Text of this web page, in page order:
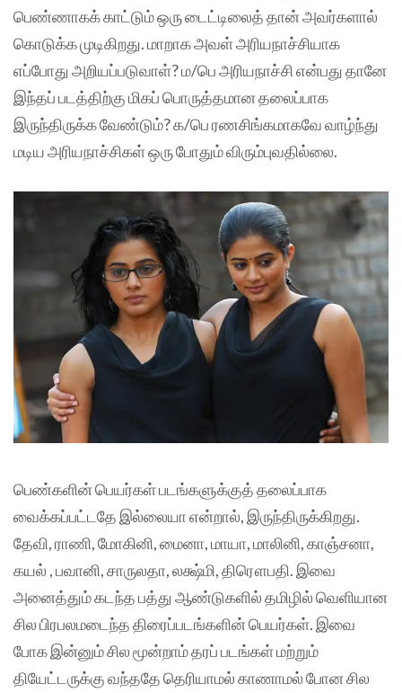
பெண்ணாகக் காட்டும் ஒரு டைட்டிலைத் தான் அவர்களால்
கொடுக்க முடிகிறது. மாறாக அவள் அரியநாச்சியாக
எப்போது அறியப்படுவாள்? ம/பெ அரியநாச்சி என்பது தானே
இந்தப் படத்திற்கு மிகப் பொருத்தமான தலைப்பாக
இருந்திருக்க வேண்டும்? க/பெ ரணசிங்கமாகவே வாழ்ந்து
மடிய அரியநாச்சிகள் ஒரு போதும் விரும்புவதில்லை.
பெண்களின் பெயர்கள் படங்களுக்குத் தலைப்பாக
வைக்கப்பட்டதே இல்லையா என்றால், இருந்திருக்கிறது.
தேவி, ராணி, மோகினி, மைனா, மாயா, மாலினி, காஞ்சனா,
கயல் , பவானி, சாருலதா, லக்ஷ்மி, திரௌபதி. இவை
அனைத்தும் கடந்த பத்து ஆண்டுகளில் தமிழில் வெளியான
சில பிரபலமடைந்த திரைப்படங்களின் பெயர்கள். இவை
போக இன்னும் சில மூன்றாம் தரப் படங்கள் மற்றும்
தியேட்டருக்கு வந்ததே தெரியாமல் காணாமல் போன சில